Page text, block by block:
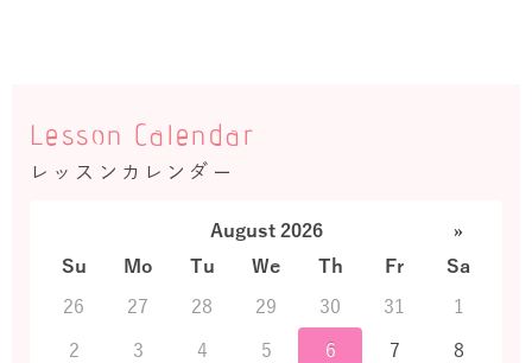
Lesson Calendar
レッスンカレンダー
August 2026
»
Su
Mo Tu We Th Fr
Sa
26
27 28 29 30 31
1
2
3 4 5 6 7
8